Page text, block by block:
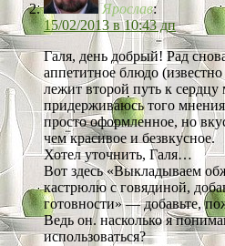
Ярослав:
15/02/2013 в 10:43 дп
Галя, день добрый! Рад
аппетитное блюдо (известно
лежит второй путь к
придерживаюсь того
просто оформленное, но
чем красивое и безвкусное.
Хотел уточнить, Галя…
Вот здесь «Выкладываем
кастрюлю с говядиной,
готовности» — добавьте,
Ведь он. насколько я
использоваться?